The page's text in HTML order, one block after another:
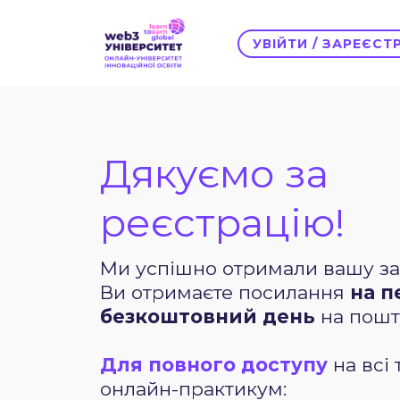
УВІЙТИ /
Дякуємо за
реєстрацію!
Ми успішно отримали вашу
Ви отримаєте посилання на
безкоштовний день на
Для повного доступу на всі
онлайн-практикум: